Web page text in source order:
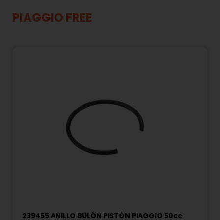
PIAGGIO FREE
239455 ANILLO BULÓN PISTÓN PIAGGIO 50cc